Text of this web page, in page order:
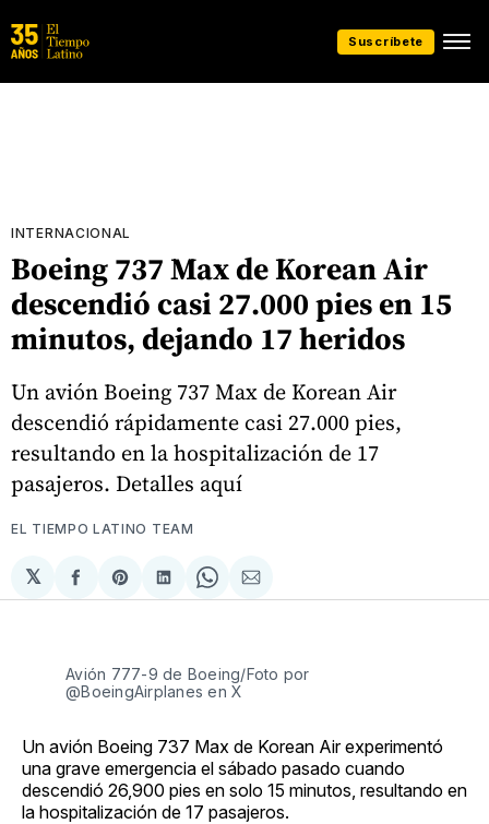
Suscríbete
INTERNACIONAL
Boeing 737 Max de Korean Air
descendió casi 27.000 pies en 15
minutos, dejando 17 heridos
Un avión Boeing 737 Max de Korean Air
descendió rápidamente casi 27.000 pies,
resultando en la hospitalización de 17
pasajeros. Detalles aquí
EL TIEMPO LATINO TEAM
𝕏
Compartir
en
Share
on
Compartir
en
Share
on
Compartir
via
Avión 777-9 de Boeing/Foto por
@BoeingAirplanes en X
Un avión Boeing 737 Max de Korean Air experimentó
una grave emergencia el sábado pasado cuando
descendió 26,900 pies en solo 15 minutos, resultando en
la hospitalización de 17 pasajeros.